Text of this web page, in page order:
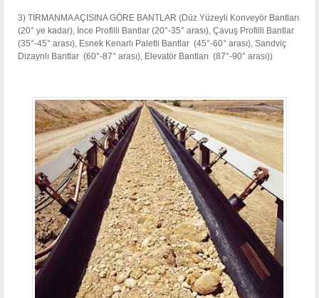
3) TIRMANMA AÇISINA GÖRE BANTLAR (Düz Yüzeyli Konveyör Bantları
(20° ye kadar), İnce Profilli Bantlar (20°-35° arası), Çavuş Profilli Bantlar
(35°-45° arası), Esnek Kenarlı Paletli Bantlar (45°-60° arası), Sandviç
Dizaynlı Bantlar (60°-87° arası), Elevatör Bantları (87°-90° arası))